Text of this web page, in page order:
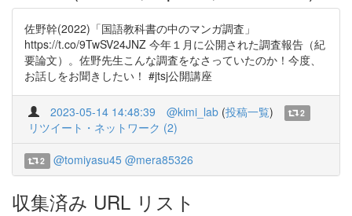
佐野幹(2022)「国語教科書の中のマンガ調査」
https://t.co/9TwSV24JNZ 今年１月に公開された調査報告（紀
要論文）。佐野先生こんな調査をなさっていたのか！今度、
お話しをお聞きしたい！ #jtsj公開講座
2023-05-14 14:48:39 @kimi_lab (投稿一覧) 2
リツイート・ネットワーク (2)
2 @tomiyasu45 @mera85326
収集済み URL リスト